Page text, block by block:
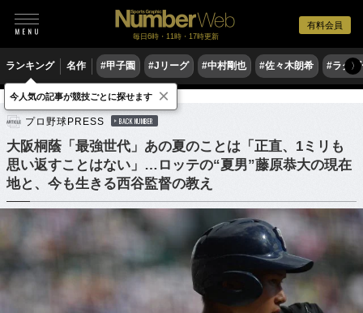
有料会員
毎日6時・11時・17時更新
ランキング 名作 #甲子園 #Jリーグ #中村剛也 #佐々木朗希 #ラグ〉
野球 プロ野球
プロ野球PRESS BACK NUMBER
大阪桐蔭「最強世代」あの夏のことは「正直、1ミリも
思い返すことはない」…ロッテの“夏男”藤原恭大の現在
地と、今も生きる西谷監督の教え
今人気の記事が競技ごとに探せます ×